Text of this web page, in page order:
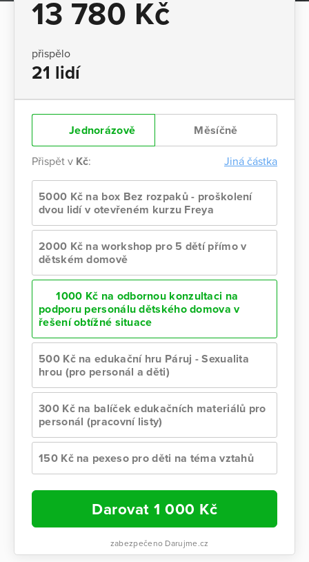
13 780 Kč
přispělo
21 lidí
Jednorázově Měsíčně
Přispět v Kč: Jiná částka
5000 Kč na box Bez rozpaků - proškolení
dvou lidí v otevřeném kurzu Freya
2000 Kč na workshop pro 5 dětí přímo v
dětském domově
1000 Kč na odbornou konzultaci na
podporu personálu dětského domova v
řešení obtížné situace
500 Kč na edukační hru Páruj - Sexualita
hrou (pro personál a děti)
300 Kč na balíček edukačních materiálů pro
personál (pracovní listy)
150 Kč na pexeso pro děti na téma vztahů
Darovat 1 000 Kč
zabezpečeno Darujme.cz